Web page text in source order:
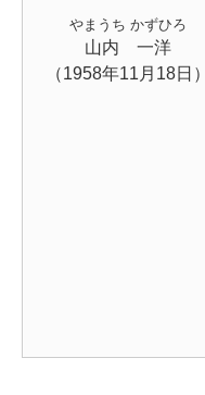
やまうち かずひろ
山内 一洋
（1958年11月18日）